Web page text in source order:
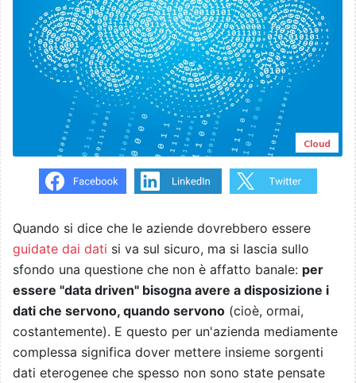
Cloud
Quando si dice che le aziende dovrebbero essere
guidate dai dati si va sul sicuro, ma si lascia sullo
sfondo una questione che non è affatto banale: per
essere "data driven" bisogna avere a disposizione i
dati che servono, quando servono (cioè, ormai,
costantemente). E questo per un'azienda mediamente
complessa significa dover mettere insieme sorgenti
dati eterogenee che spesso non sono state pensate